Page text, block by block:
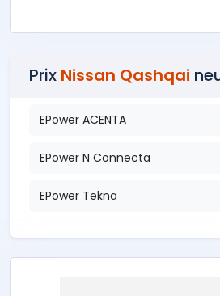
Prix Nissan Qashqai
EPower ACENTA
EPower N Connecta
EPower Tekna